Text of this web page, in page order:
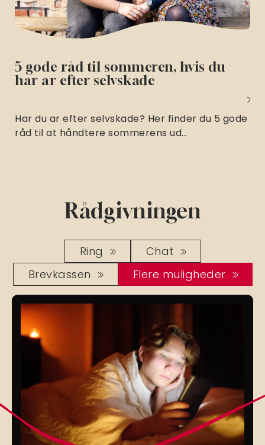
5 gode råd til sommeren, hvis du
har ar efter selvskade
Har du ar efter selvskade? Her finder du 5 gode
råd til at håndtere sommerens ud…
Rådgivningen
Ring
Chat
Brevkassen
Flere muligheder